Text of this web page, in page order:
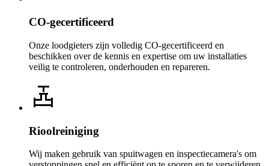
CO-gecertificeerd
Onze loodgieters zijn volledig CO-gecertificeerd en
beschikken over de kennis en expertise om uw installaties
veilig te controleren, onderhouden en repareren.
valve
Rioolreiniging
Wij maken gebruik van spuitwagen en inspectiecamera's om